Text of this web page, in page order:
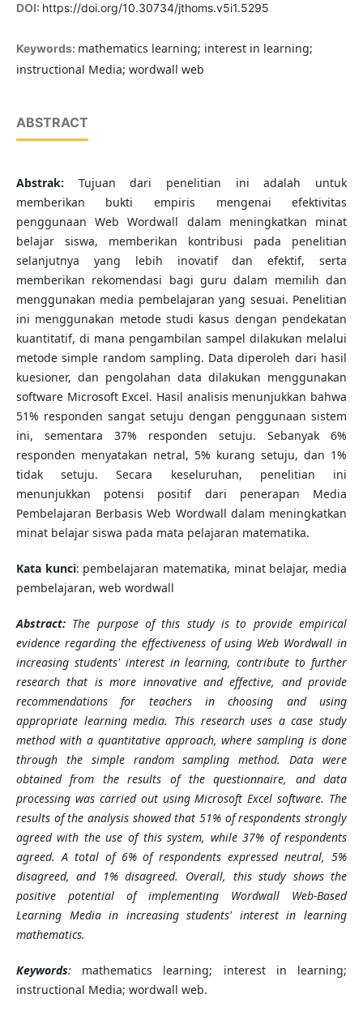
DOI: https://doi.org/10.30734/jthoms.v5i1.5295
Keywords: mathematics learning; interest in learning;
instructional Media; wordwall web
ABSTRACT
Abstrak: Tujuan dari penelitian ini adalah untuk
memberikan bukti empiris mengenai efektivitas
penggunaan Web Wordwall dalam meningkatkan minat
belajar siswa, memberikan kontribusi pada penelitian
selanjutnya yang lebih inovatif dan efektif, serta
memberikan rekomendasi bagi guru dalam memilih dan
menggunakan media pembelajaran yang sesuai. Penelitian
ini menggunakan metode studi kasus dengan pendekatan
kuantitatif, di mana pengambilan sampel dilakukan melalui
metode simple random sampling. Data diperoleh dari hasil
kuesioner, dan pengolahan data dilakukan menggunakan
software Microsoft Excel. Hasil analisis menunjukkan bahwa
51% responden sangat setuju dengan penggunaan sistem
ini, sementara 37% responden setuju. Sebanyak 6%
responden menyatakan netral, 5% kurang setuju, dan 1%
tidak setuju. Secara keseluruhan, penelitian ini
menunjukkan potensi positif dari penerapan Media
Pembelajaran Berbasis Web Wordwall dalam meningkatkan
minat belajar siswa pada mata pelajaran matematika.
Kata kunci: pembelajaran matematika, minat belajar, media
pembelajaran, web wordwall
Abstract: The purpose of this study is to provide empirical
evidence regarding the effectiveness of using Web Wordwall in
increasing students' interest in learning, contribute to further
research that is more innovative and effective, and provide
recommendations for teachers in choosing and using
appropriate learning media. This research uses a case study
method with a quantitative approach, where sampling is done
through the simple random sampling method. Data were
obtained from the results of the questionnaire, and data
processing was carried out using Microsoft Excel software. The
results of the analysis showed that 51% of respondents strongly
agreed with the use of this system, while 37% of respondents
agreed. A total of 6% of respondents expressed neutral, 5%
disagreed, and 1% disagreed. Overall, this study shows the
positive potential of implementing Wordwall Web-Based
Learning Media in increasing students' interest in learning
mathematics.
Keywords: mathematics learning; interest in learning;
instructional Media; wordwall web.